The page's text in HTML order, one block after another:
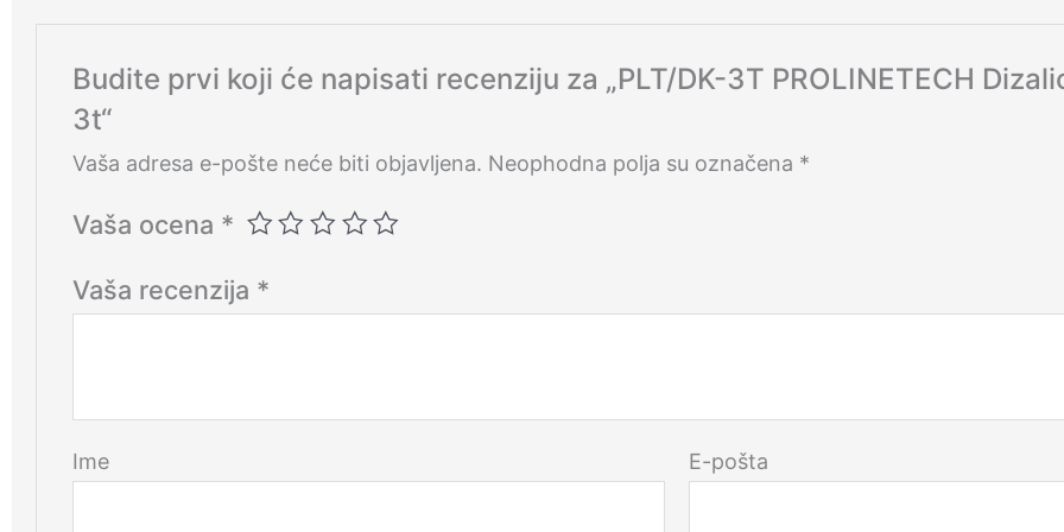
Budite prvi koji će napisati recenziju za „PLT/DK-3T PROLINETECH
3t“
Vaša adresa e-pošte neće biti objavljena. Neophodna polja su označena *
Vaša ocena *
Vaša recenzija *
Ime E-pošta